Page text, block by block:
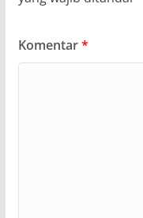
Komentar*